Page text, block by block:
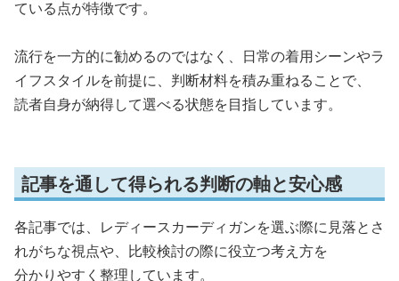
ている点が特徴です。
流行を一方的に勧めるのではなく、日常の着用シーンやラ
イフスタイルを前提に、判断材料を積み重ねることで、
読者自身が納得して選べる状態を目指しています。
記事を通して得られる判断の軸と安心感
各記事では、レディースカーディガンを選ぶ際に見落とさ
れがちな視点や、比較検討の際に役立つ考え方を
分かりやすく整理しています。